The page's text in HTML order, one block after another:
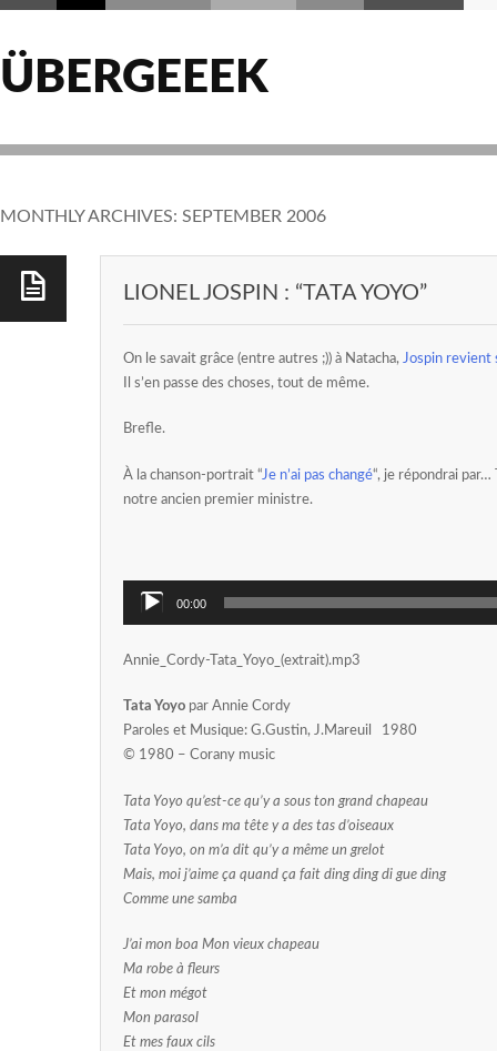
ÜBERGEEEK
MONTHLY ARCHIVES: SEPTEMBER 2006
LIONEL JOSPIN : “TATA YOYO”
On le savait grâce (entre autres ;)) à Natacha, Jospin revient
Il s’en passe des choses, tout de même.
Brefle.
À la chanson-portrait “Je n’ai pas changé“, je répondrai par…
notre ancien premier ministre.
Audio
Player
00:00
Annie_Cordy-Tata_Yoyo_(extrait).mp3
Tata Yoyo par Annie Cordy
Paroles et Musique: G.Gustin, J.Mareuil 1980
© 1980 – Corany music
Tata Yoyo qu’est-ce qu’y a sous ton grand chapeau
Tata Yoyo, dans ma tête y a des tas d’oiseaux
Tata Yoyo, on m’a dit qu’y a même un grelot
Mais, moi j’aime ça quand ça fait ding ding di gue ding
Comme une samba
J’ai mon boa Mon vieux chapeau
Ma robe à fleurs
Et mon mégot
Mon parasol
Et mes faux cils